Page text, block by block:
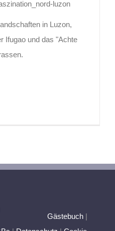
in Luzon,
Ifugao und das "Achte
Gästebuch |